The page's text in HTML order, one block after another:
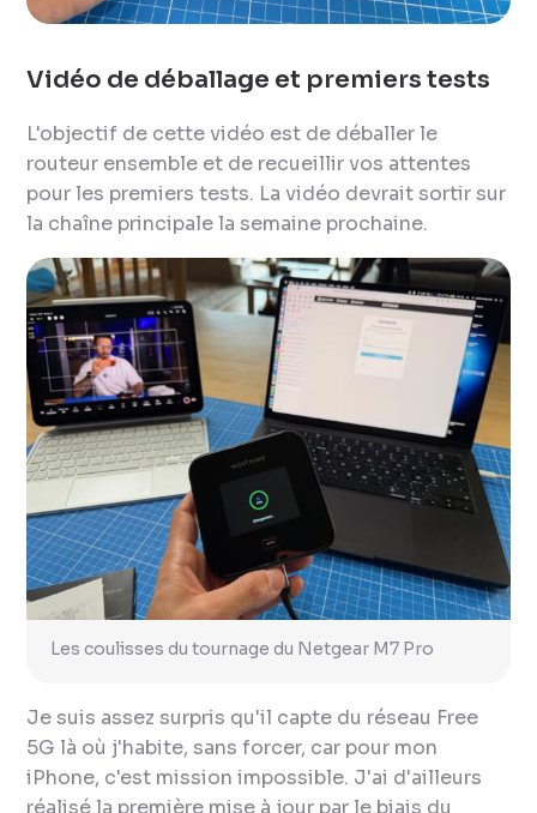
Vidéo de déballage et premiers tests
L'objectif de cette vidéo est de déballer le
routeur ensemble et de recueillir vos attentes
pour les premiers tests. La vidéo devrait sortir sur
la chaîne principale la semaine prochaine.
Les coulisses du tournage du Netgear M7 Pro
Je suis assez surpris qu'il capte du réseau Free
5G là où j'habite, sans forcer, car pour mon
iPhone, c'est mission impossible. J'ai d'ailleurs